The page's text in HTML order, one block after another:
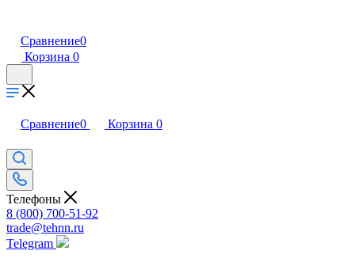
Сравнение0
Корзина 0
Сравнение0 Корзина 0
Телефоны
8 (800) 700-51-92
trade@tehnn.ru
Telegram